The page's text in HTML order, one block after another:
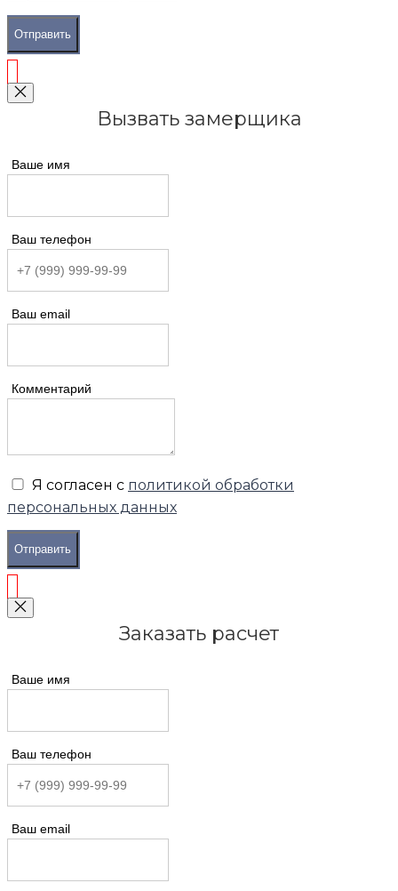
Отправить
Вызвать замерщика
Ваше имя
Ваш телефон
Ваш email
Комментарий
Я согласен с политикой обработки
персональных данных
Отправить
Заказать расчет
Ваше имя
Ваш телефон
Ваш email